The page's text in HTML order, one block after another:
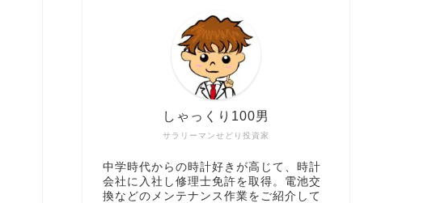
サラリーマンせどり投資家
しゃっくり100男
中学時代からの時計好きが高じて、時計
会社に入社し修理士免許を取得。電池交
換などのメンテナンス作業をご紹介して